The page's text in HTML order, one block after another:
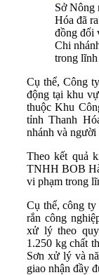
Sở Nông
Hóa đã
đồng đối
Chi
trong
Cụ thể, Công
động tại khu
thuộc Khu
tỉnh Thanh
nhánh và người
Theo kết quả
TNHH BOB
vi phạm trong
Cụ thể, công ty
rắn công
xử lý theo
1.250 kg chất
Sơn xử lý và
giao nhận đầy